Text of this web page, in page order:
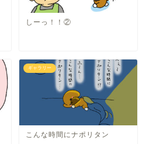
しーっ！！②
ギャラリー
こんな時間にナポリタン